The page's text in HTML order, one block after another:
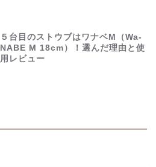
５台目のストウブはワナベM（Wa-
NABE M 18cm）！選んだ理由と使
用レビュー